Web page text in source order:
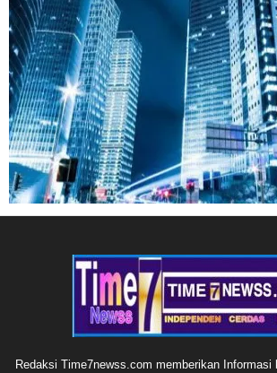
Redaksi Time7newss.com memberikan Informasi